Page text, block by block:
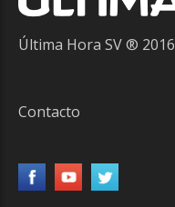
Última Hora SV ® 2016
Contacto